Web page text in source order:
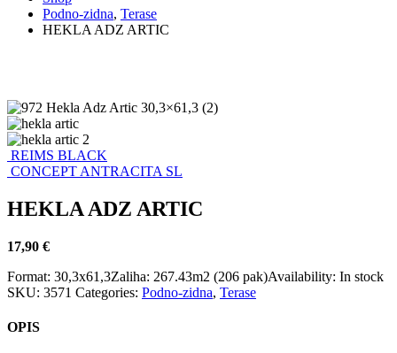
Podno-zidna, Terase
HEKLA ADZ ARTIC
REIMS BLACK
CONCEPT ANTRACITA SL
HEKLA ADZ ARTIC
17,90 €
Format: 30,3x61,3Zaliha: 267.43m2 (206 pak)Availability: In stock
SKU: 3571 Categories: Podno-zidna, Terase
OPIS